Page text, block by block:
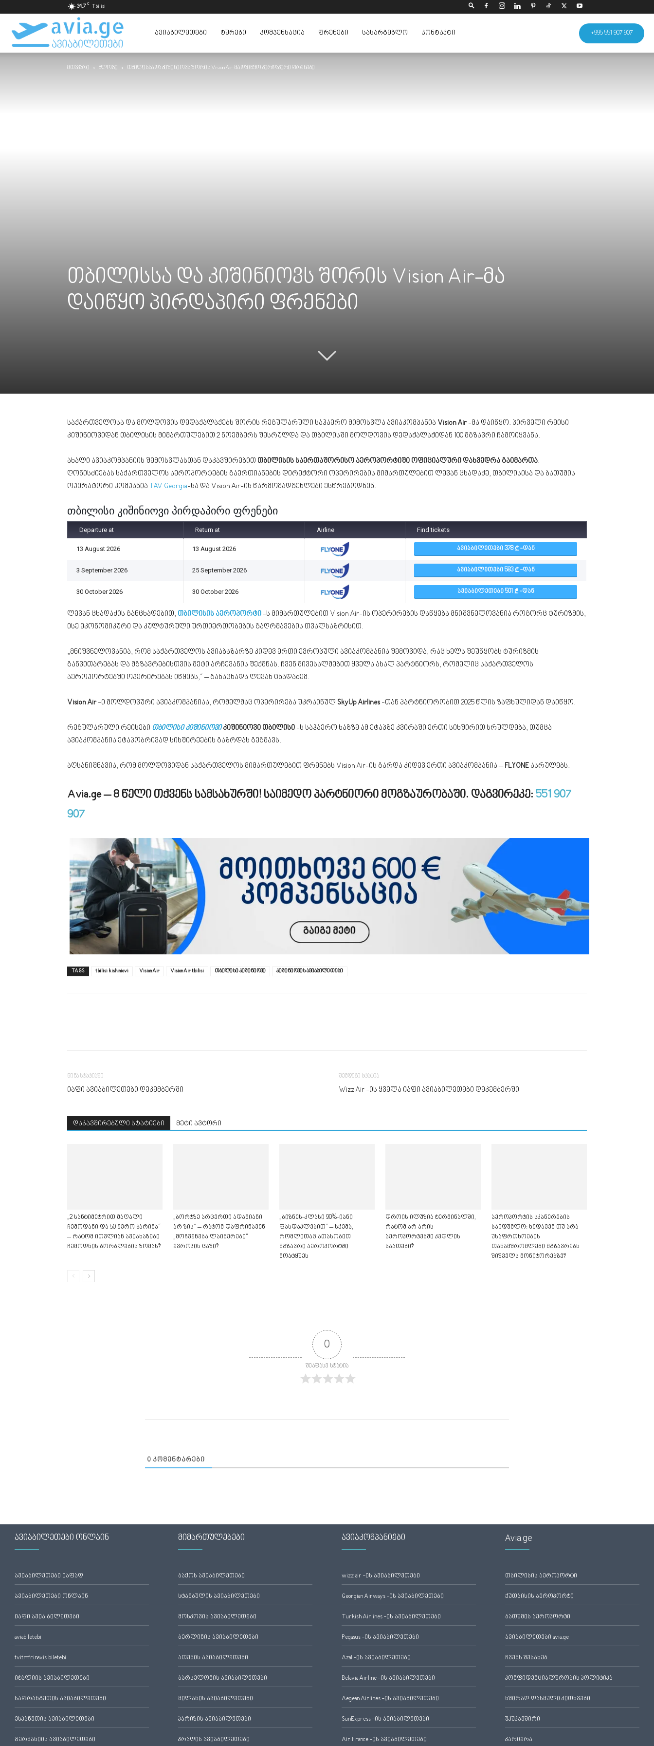
34.7 C Tbilisi
+995 551 907 907
ავიაბილეთები
ყველაზე
ᲐᲕᲘᲐᲑᲘᲚᲔᲗᲔᲑᲘ ᲢᲣᲠᲔᲑᲘ ᲙᲝᲛᲞᲔᲜᲡᲐᲪᲘᲐ ᲤᲠᲔᲜᲔᲑᲘ ᲡᲐᲡᲐᲠᲒᲔᲑᲚᲝ ᲙᲝᲜᲢᲐᲥᲢᲘ
მთავარი ბლოგი თბილისსა და კიშინიოვს შორის Vision Air-მა დაიწყო პირდაპირი ფრენები
თბილისსა და კიშინიოვს შორის Vision Air-მა
დაიწყო პირდაპირი ფრენები
საქართველოსა და მოლდოვის დედაქალაქებს შორის რეგულარული საჰაერო მიმოსვლა ავიაკომპანია Vision Air-მა დაიწყო. პირველი რეისი
კიშინიოვიდან თბილისის მიმართულებით 2 ნოემბერს შესრულდა და თბილისში მოლდოვის დედაქალაქიდან 100 მგზავრი ჩამოიყვანა.
ახალი ავიაკომპანიის შემოსვლასთან დაკავშირებით თბილისის საერთაშორისო აეროპორტიში ოფიციალური დახვედრა გაიმართა.
ღონისძიებას საქართველოს აეროპორტების გაერთიანების დირექტორი ოპერირების მიმართულებით ლევან ცხადაძე, თბილისისა და ბათუმის
ოპერატორი კომპანია TAV Georgia-სა და Vision Air-ის წარმომადგენლები ესწრებოდნენ.
თბილისი კიშინიოვი პირდაპირი ფრენები
Departure at Return at Airline Find tickets
13 August 2026 13 August 2026 ᲐᲕᲘᲐᲑᲘᲚᲔᲗᲔᲑᲘ 378 -ᲓᲐᲜ
3 September 2026 25 September 2026 ᲐᲕᲘᲐᲑᲘᲚᲔᲗᲔᲑᲘ 583 -ᲓᲐᲜ
30 October 2026 30 October 2026 ᲐᲕᲘᲐᲑᲘᲚᲔᲗᲔᲑᲘ 501 -ᲓᲐᲜ
ლევან ცხადაძის განცხადებით, თბილისის აეროპორტი -ს მიმართულებით Vision Air-ის ოპერირების დაწყება მნიშვნელოვანია როგორც ტურიზმის,
ისე ეკონომიკური და კულტურული ურთიერთობების გაღრმავების თვალსაზრისით.
„მნიშვნელოვანია, რომ საქართველოს ავიაბაზარზე კიდევ ერთი ევროპული ავიაკომპანია შემოვიდა, რაც ხელს შეუწყობს ტურიზმის
განვითარებას და მგზავრებისთვის მეტი არჩევანის შექმნას. ჩვენ მივესალმებით ყველა ახალ პარტნიორს, რომელიც საქართველოს
აეროპორტებში ოპერირებას იწყებს,“ – განაცხადა ლევან ცხადაძემ.
Vision Air-ი მოლდოვური ავიაკომპანიაა, რომელმაც ოპერირება უკრაინულ SkyUp Airlines -თან პარტნიორობით 2025 წლის ზაფხულიდან დაიწყო.
რეგულარული რეისები თბილისი კიშინიოვიკიშინიოვი თბილისი -ს საჰაერო ხაზზე ამ ეტაპზე კვირაში ერთი სიხშირით სრულდება, თუმცა
ავიაკომპანია ეტაპობრივად სიხშირეების გაზრდას გეგმავს.
აღსანიშნავია, რომ მოლდოვიდან საქართველოს მიმართულებით ფრენებს Vision Air-ის გარდა კიდევ ერთი ავიაკომპანია –FLYONE ასრულებს.
Avia.ge – 8 წელი თქვენს სამსახურში! საიმედო პარტნიორი მოგზაურობაში. დაგვირეკე: 551 907
907
TAGS tbilisi kishiniovi Vision Air Vision Air tbilisi თბილისი კიშინიოვი კიშინიოვის ავიაბილეთები
წინა სტატიაში
იაფი ავიაბილეთები დეკემბერში
შემდეგი სტატია
Wizz Air -ის ყველა იაფი ავიაბილეთები დეკემბერში
დაკავშირებული სტატიები მეტი ავტორი
„2 სანტიმეტრით მაღალი
ჩემოდანი და 50 ევრო ჯარიმა“
– რატომ ითვლიან ავიახაზები
ჩემოდნის ბორბლების ზომას?
„ბორტზე არცერთი ადამიანი
არ ზის“ – რატომ დაფრინავენ
„მოჩვენება ლაინერები“
ევროპის ცაში?
„ბიზნეს-კლასი 90%-იანი
ფასდაკლებით“ – სქემა,
რომლითაც ათასობით
მგზავრი აეროპორტში
მოატყუეს
დროის ილუზია ტერმინალში,
რატომ არ არის
აეროპორტებში კედლის
საათები?
აეროპორტის სკანერების
საიდუმლო: ხედავენ თუ არა
უსაფრთხოების
თანამშრომლები მგზავრებს
შიშველს მონიტორებზე?
0
შეაფასე სტატია
0 ᲙᲝᲛᲔᲜᲢᲐᲠᲔᲑᲘ
ავიაბილეთები ონლაინ
ავიაბილეთები იაფად
ავიაბილეთები ონლაინ
იაფი ავია ბილეთები
aviabiletebi
tvitmfrinavis biletebi
იტალიის ავიაბილეთები
საფრანგეთის ავიაბილეთები
ესპანეთის ავიაბილეთები
გერმანიის ავიაბილეთები
მიმართულებები
ბაქოს ავიაბილეთები
სტამბულის ავიაბილეთები
მოსკოვის ავიაბილეთები
ბერლინის ავიაბილეთები
ათენის ავიაბილეთები
ბარსელონის ავიაბილეთები
მილანის ავიაბილეთები
პარიზის ავიაბილეთები
პრაღის ავიაბილეთები
ავიაკომპანიები
wizz air -ის ავიაბილეთები
Georgian Airways -ის ავიაბილეთები
Turkish Airlines -ის ავიაბილეთები
Pegasus -ის ავიაბილეთები
Azal -ის ავიაბილეთები
Belavia Airline -ის ავიაბილეთები
Aegean Airlines -ის ავიაბილეთები
SunExpress -ის ავიაბილეთები
Air France -ის ავიაბილეთები
Avia.ge
თბილისის აეროპორტი
ქუთაისის აეროპორტი
ბათუმის აეროპორტი
ავიაბილეთები avia.ge
ჩვენს შესახებ
კონფიდენციალურობის პოლიტიკა
ხშირად დასმული კითხვები
უკუკავშირი
კარიერა